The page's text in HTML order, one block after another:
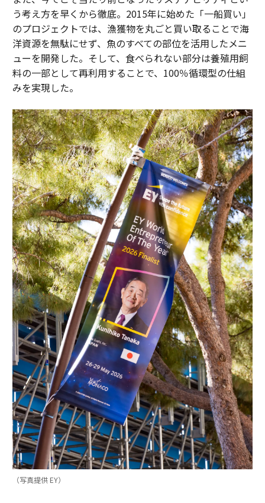
う考え方を早くから徹底。2015年に始めた「一船買い」
のプロジェクトでは、漁獲物を丸ごと買い取ることで海
洋資源を無駄にせず、魚のすべての部位を活用したメニ
ューを開発した。そして、食べられない部分は養殖用飼
料の一部として再利用することで、100％循環型の仕組
みを実現した。
（写真提供 EY）